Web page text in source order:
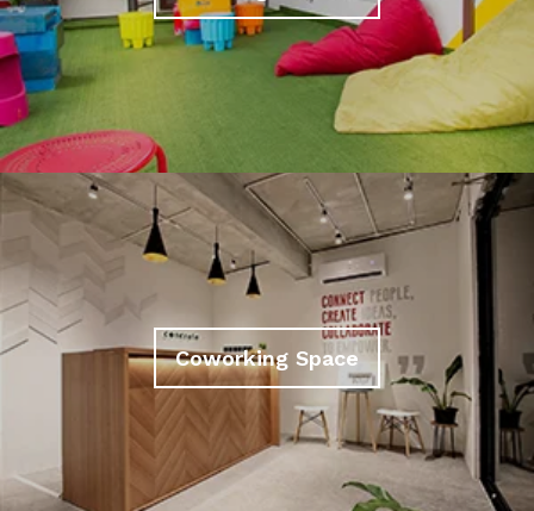
Coworking Space